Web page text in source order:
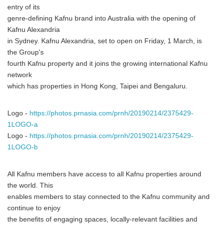
entry of its
genre-defining Kafnu brand into Australia with the opening of
Kafnu Alexandria
in Sydney. Kafnu Alexandria, set to open on Friday, 1 March, is
the Group's
fourth Kafnu property and it joins the growing international Kafnu
network
which has properties in Hong Kong, Taipei and Bengaluru.
Logo - https://photos.prnasia.com/prnh/20190214/2375429-
1LOGO-a
Logo - https://photos.prnasia.com/prnh/20190214/2375429-
1LOGO-b
All Kafnu members have access to all Kafnu properties around
the world. This
enables members to stay connected to the Kafnu community and
continue to enjoy
the benefits of engaging spaces, locally-relevant facilities and